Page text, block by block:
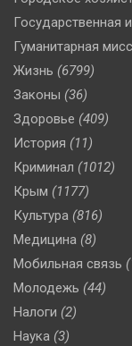
Государственная
Гуманитарная
Жизнь (6799)
Законы (36)
Здоровье (409)
История (11)
Криминал (1012)
Крым (1177)
Культура (816)
Медицина (8)
Мобильная связь
Молодежь (44)
Налоги (2)
Наука (3)